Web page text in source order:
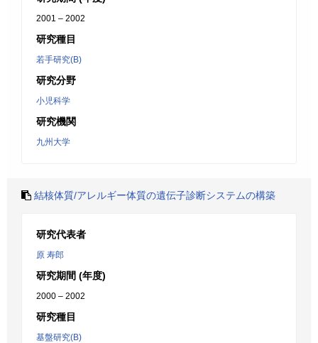
2001 – 2002
研究種目
若手研究(B)
研究分野
小児科学
研究機関
九州大学
結核体質/アレルギー体質の遺伝子診断システムの構築
研究代表者
原 寿郎
研究期間 (年度)
2000 – 2002
研究種目
基盤研究(B)